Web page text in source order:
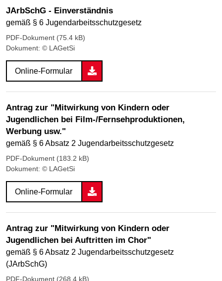
JArbSchG - Einverständnis
gemäß § 6 Jugendarbeitsschutzgesetz
PDF-Dokument (75.4 kB)
Dokument: © LAGetSi
Online-Formular
Antrag zur "Mitwirkung von Kindern oder
Jugendlichen bei Film-/Fernsehproduktionen,
Werbung usw."
gemäß § 6 Absatz 2 Jugendarbeitsschutzgesetz
PDF-Dokument (183.2 kB)
Dokument: © LAGetSi
Online-Formular
Antrag zur "Mitwirkung von Kindern oder
Jugendlichen bei Auftritten im Chor"
gemäß § 6 Absatz 2 Jugendarbeitsschutzgesetz
(JArbSchG)
PDF-Dokument (268.4 kB)